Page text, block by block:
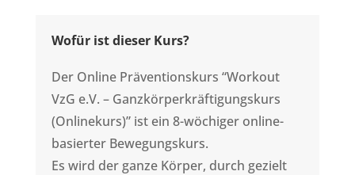
Wofür ist dieser Kurs?
Der Online Präventionskurs “Workout
VzG e.V. – Ganzkörperkräftigungskurs
(Onlinekurs)” ist ein 8-wöchiger online-
basierter Bewegungskurs.
Es wird der ganze Körper, durch gezielt